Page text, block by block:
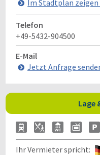
Im Stadtplan zeigen
Telefon
+49-5432-904500
E-Mail
Jetzt Anfrage
Lage
Ihr Vermieter spricht: